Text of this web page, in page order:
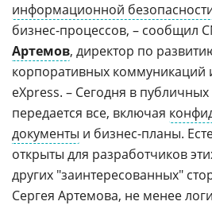
информационной
бизнес-процессов, – сообщил
Артемов, директор по
корпоративных коммуникаций
eXpress. – Сегодня в публичных
передается все, включая
документы и бизнес-планы.
открыты для разработчиков
других "заинтересованных"
Сергея Артемова, не менее